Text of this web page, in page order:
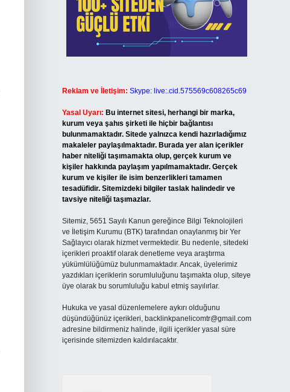
Reklam ve İletişim: Skype: live:.cid.575569c608265c69
Yasal Uyarı: Bu internet sitesi, herhangi bir marka,
kurum veya şahıs şirketi ile hiçbir bağlantısı
bulunmamaktadır. Sitede yalnızca kendi hazırladığımız
makaleler paylaşılmaktadır. Burada yer alan içerikler
haber niteliği taşımamakta olup, gerçek kurum ve
kişiler hakkında paylaşım yapılmamaktadır. Gerçek
kurum ve kişiler ile isim benzerlikleri tamamen
tesadüfidir. Sitemizdeki bilgiler taslak halindedir ve
tavsiye niteliği taşımazlar.
Sitemiz, 5651 Sayılı Kanun gereğince Bilgi Teknolojileri
ve İletişim Kurumu (BTK) tarafından onaylanmış bir Yer
Sağlayıcı olarak hizmet vermektedir. Bu nedenle, sitedeki
içerikleri proaktif olarak denetleme veya araştırma
yükümlülüğümüz bulunmamaktadır. Ancak, üyelerimiz
yazdıkları içeriklerin sorumluluğunu taşımakta olup, siteye
üye olarak bu sorumluluğu kabul etmiş sayılırlar.
Hukuka ve yasal düzenlemelere aykırı olduğunu
düşündüğünüz içerikleri, backlinkpanelicomtr@gmail.com
adresine bildirmeniz halinde, ilgili içerikler yasal süre
içerisinde sitemizden kaldırılacaktır.